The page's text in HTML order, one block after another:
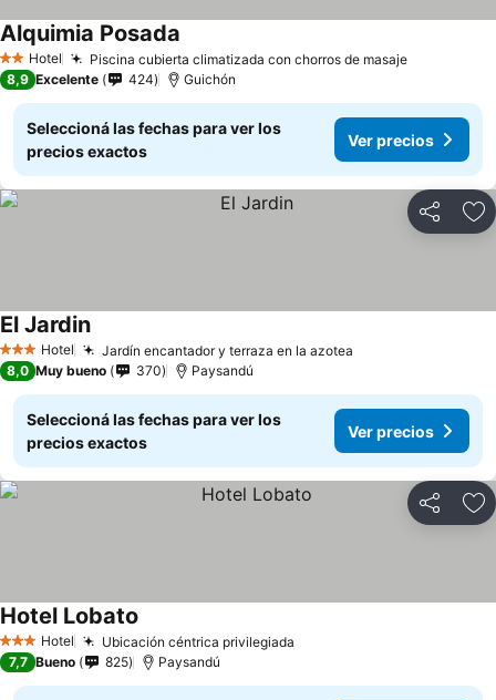
2 Estrellas
Hotel Piscina cubierta climatizada con chorros de masajeVer
Alquimia Posada
8,9 Excelente 424 Guichón
Seleccioná las fechas para ver los
precios exactos
Ver precios
Compartir
3 Estrellas
Hotel Jardín encantador y terraza en la azotea
El JardinVer precios
8,0 Muy bueno 370 Paysandú
Seleccioná las fechas para ver los
precios exactos
Ver precios
Compartir
3 Estrellas
Hotel Ubicación céntrica privilegiada
Hotel Lobato
7,7 Bueno 825 Paysandú